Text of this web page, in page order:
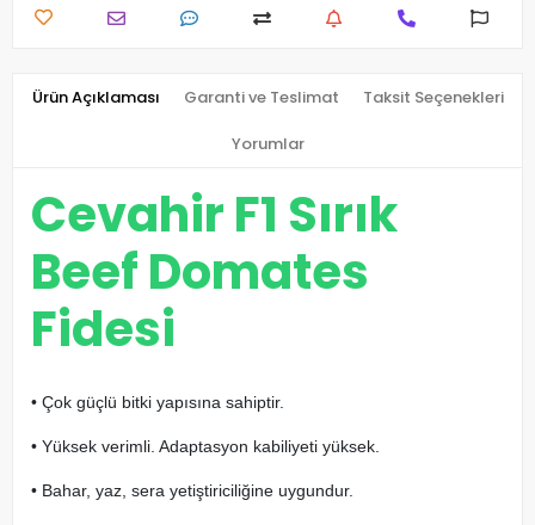
Ürün Açıklaması Garanti ve Teslimat Taksit Seçenekleri
Yorumlar
Cevahir F1 Sırık
Beef Domates
Fidesi
• Çok güçlü bitki yapısına sahiptir.
• Yüksek verimli. Adaptasyon kabiliyeti yüksek.
• Bahar, yaz, sera yetiştiriciliğine uygundur.